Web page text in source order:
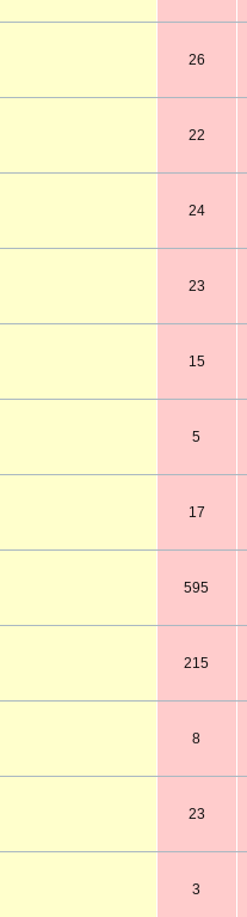
26
22
24
23
15
5
17
595
215
8
23
3